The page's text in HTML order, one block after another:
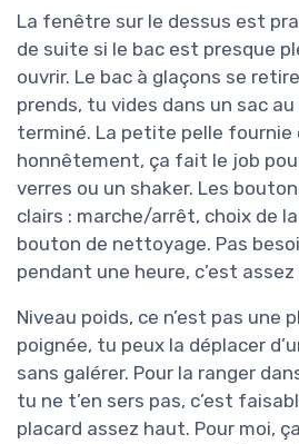
La fenêtre sur le dessus est
de suite si le bac est presque
ouvrir. Le bac à glaçons se
prends, tu vides dans un sac
terminé. La petite pelle fournie
honnêtement, ça fait le job
verres ou un shaker. Les
clairs : marche/arrêt, choix de
bouton de nettoyage. Pas
pendant une heure, c’est
Niveau poids, ce n’est pas une
poignée, tu peux la déplacer
sans galérer. Pour la ranger
tu ne t’en sers pas, c’est
placard assez haut. Pour moi,